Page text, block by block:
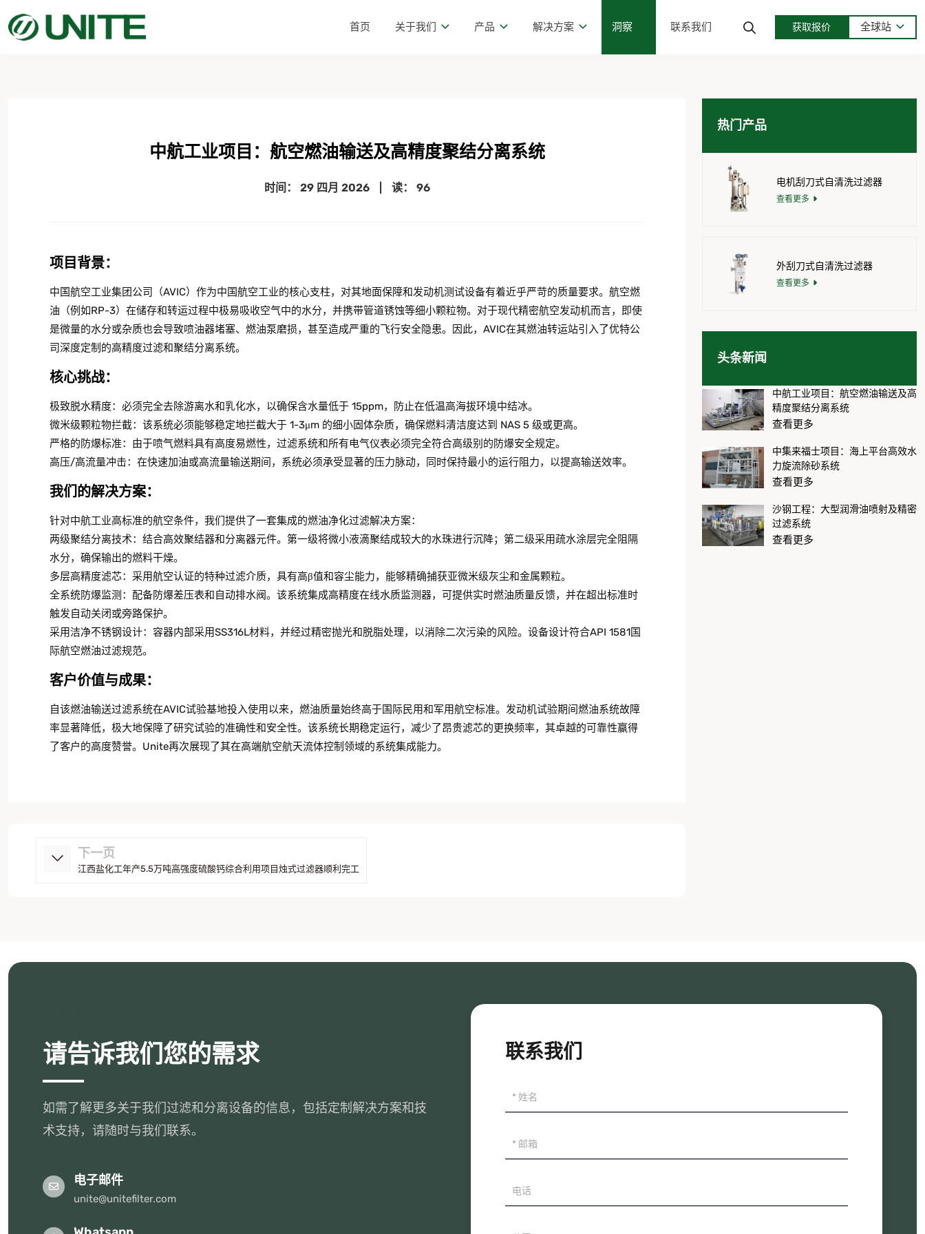
获取报价 全球站
首页 关于我们 产品 解决方案 洞察 联系我们
中航工业项目：航空燃油输送及高精度聚结分离系统
时间： 29 四月 2026 读： 96
项目背景：
中国航空工业集团公司（AVIC）作为中国航空工业的核心支柱，对其地面保障和发动机测试设备有着近乎严苛的质量要求。航空燃
油（例如RP-3）在储存和转运过程中极易吸收空气中的水分，并携带管道锈蚀等细小颗粒物。对于现代精密航空发动机而言，即使
是微量的水分或杂质也会导致喷油器堵塞、燃油泵磨损，甚至造成严重的飞行安全隐患。因此，AVIC在其燃油转运站引入了优特公
司深度定制的高精度过滤和聚结分离系统。
核心挑战：
极致脱水精度：必须完全去除游离水和乳化水，以确保含水量低于 15ppm，防止在低温高海拔环境中结冰。
微米级颗粒物拦截：该系统必须能够稳定地拦截大于 1-3μm 的细小固体杂质，确保燃料清洁度达到 NAS 5 级或更高。
严格的防爆标准：由于喷气燃料具有高度易燃性，过滤系统和所有电气仪表必须完全符合高级别的防爆安全规定。
高压/高流量冲击：在快速加油或高流量输送期间，系统必须承受显著的压力脉动，同时保持最小的运行阻力，以提高输送效率。
我们的解决方案：
针对中航工业高标准的航空条件，我们提供了一套集成的燃油净化过滤解决方案：
两级聚结分离技术：结合高效聚结器和分离器元件。第一级将微小液滴聚结成较大的水珠进行沉降；第二级采用疏水涂层完全阻隔
水分，确保输出的燃料干燥。
多层高精度滤芯：采用航空认证的特种过滤介质，具有高β值和容尘能力，能够精确捕获亚微米级灰尘和金属颗粒。
全系统防爆监测：配备防爆差压表和自动排水阀。该系统集成高精度在线水质监测器，可提供实时燃油质量反馈，并在超出标准时
触发自动关闭或旁路保护。
采用洁净不锈钢设计：容器内部采用SS316L材料，并经过精密抛光和脱脂处理，以消除二次污染的风险。设备设计符合API 1581国
际航空燃油过滤规范。
客户价值与成果：
自该燃油输送过滤系统在AVIC试验基地投入使用以来，燃油质量始终高于国际民用和军用航空标准。发动机试验期间燃油系统故障
率显著降低，极大地保障了研究试验的准确性和安全性。该系统长期稳定运行，减少了昂贵滤芯的更换频率，其卓越的可靠性赢得
了客户的高度赞誉。Unite再次展现了其在高端航空航天流体控制领域的系统集成能力。
下一页
江西盐化工年产5.5万吨高强度硫酸钙综合利用项目烛式过滤器顺利完工
热门产品
电机刮刀式自清洗过滤器
查看更多
外刮刀式自清洗过滤器
查看更多
头条新闻
中航工业项目：航空燃油输送及高
精度聚结分离系统
查看更多
中集来福士项目：海上平台高效水
力旋流除砂系统
查看更多
沙钢工程：大型润滑油喷射及精密
过滤系统
查看更多
请告诉我们您的需求
如需了解更多关于我们过滤和分离设备的信息，包括定制解决方案和技
术支持，请随时与我们联系。
电子邮件
unite@unitefilter.com
联系我们